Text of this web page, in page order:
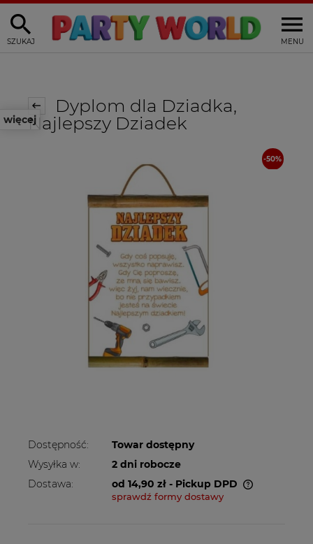
MENU
SZUKAJ
więcej
Dyplom dla Dziadka,
Najlepszy Dziadek
Dostępność:
Towar dostępny
Wysyłka w:
2 dni robocze
Dostawa:
od 14,90 zł - Pickup DPD
Cena nie zawiera ewentualnych kosztów
sprawdź formy dostawy